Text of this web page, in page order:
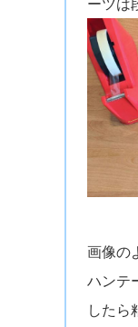
ーツは
画像の
ハンテ
したら